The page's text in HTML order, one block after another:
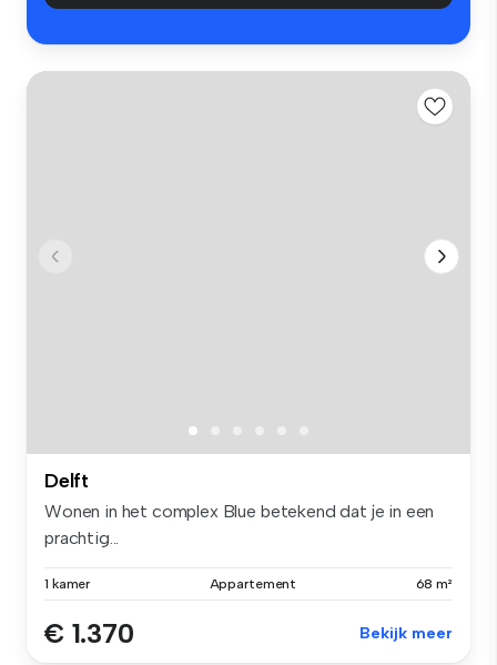
Delft
Wonen in het complex Blue betekend dat je in een
prachtig...
1 kamer Appartement 68 m²
€ 1.370 Bekijk meer